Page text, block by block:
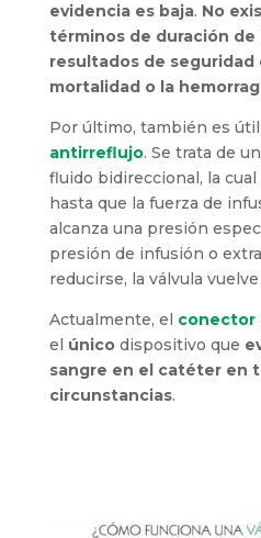
evidencia es baja. No
términos de duración de
resultados de seguridad
mortalidad o la
Por último, también es
antirreflujo. Se trata de
fluido bidireccional, la
hasta que la fuerza de
alcanza una presión
presión de infusión o
reducirse, la válvula
Actualmente, el conector
el único dispositivo que
sangre en el catéter en
circunstancias.